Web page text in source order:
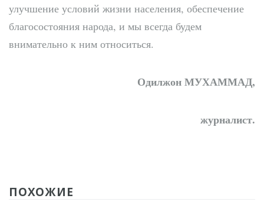
улучшение условий жизни населения, обеспечение
благосостояния народа, и мы всегда будем
внимательно к ним относиться.
Одилжон МУХАММАД,
журналист.
ПОХОЖИЕ